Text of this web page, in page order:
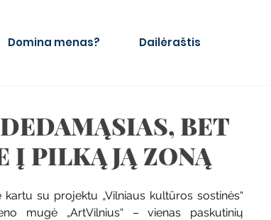
Domina menas? Dailėraštis
BET
Į PILKĄJĄ ZONĄ
su projektu „Vilniaus kultūros sostinės“
mugė „ArtVilnius“ – vienas paskutinių